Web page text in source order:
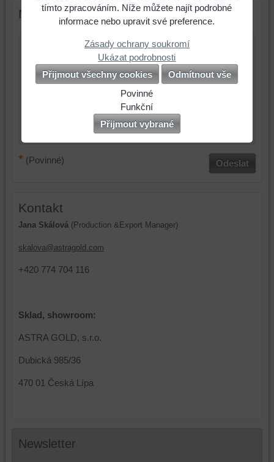
Nový komentář
Jméno:*
* (Povinné) Odeslat
Kontakt
Jana Skálová (Production &Export Manager)
skalova@astragold.com
+420 774 704 116
Sklad, showroom:
ASTRA GOLD, s.r.o.
Dubická 985/36
470 01 Česká Lípa
Newsletter
tímto zpracováním. Níže můžete najít podrobné
informace nebo upravit své preference.
Zásady ochrany soukromí
Ukázat podrobnosti
Přijmout všechny cookies
Odmítnout vše
Povinné
data
zařízení
(cookies
a
prohlížeče),
aby
vaši
relaci
dosáhnout
základní
funkčnosti
prohlížení
Funkční
na
(soubory
cookie
a
prohlížeče),
abychom
funkce,
které
váš
zážitek
z
vaše
Přijmout vybrané